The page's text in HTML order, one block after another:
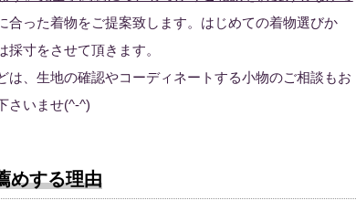
合った着物をご提案致します。はじめての着物選びか
寸をさせて頂きます。
は、生地の確認やコーディネートする小物のご相談もお
さいませ(^-^)
めする理由